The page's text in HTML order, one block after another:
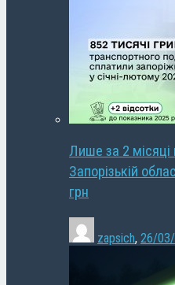
Лише за 2 місяці
Запорізькій
грн
zapsich, 26/